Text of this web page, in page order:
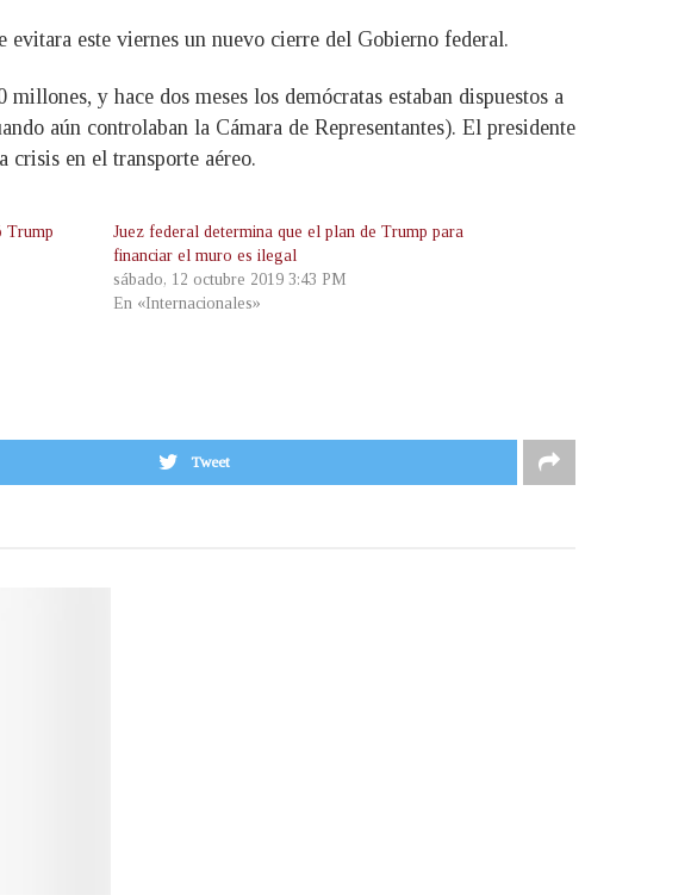
evitara este viernes un nuevo cierre del Gobierno federal.
y hace dos meses los demócratas estaban dispuestos a
aún controlaban la Cámara de Representantes). El presidente
crisis en el transporte aéreo.
Trump
Juez federal determina que el plan de Trump para
financiar el muro es ilegal
sábado, 12 octubre 2019 3:43 PM
En «Internacionales»
Tweet